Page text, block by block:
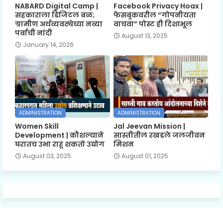
NABARD Digital Camp |
सहकाराला डिजिटल बळ;
ग्रामीण अर्थव्यवस्थेच्या नव्या
पर्वाची नांदी
January 14, 2026
Facebook Privacy Hoax |
फेसबुकवरील “गोपनीयता
वाचवा” पोस्ट ही दिशाभूल
August 13, 2025
ADMINISTRATION
Women Skill
Development | कौशल्याने
घरातच उभा राहू शकतो उद्योग
August 03, 2025
ADMINISTRATION
Jal Jeevan Mission |
सास्तीतील रखडले जलजीवन
मिशन
August 01, 2025